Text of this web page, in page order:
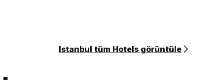
Istanbul tüm Hotels görüntüle